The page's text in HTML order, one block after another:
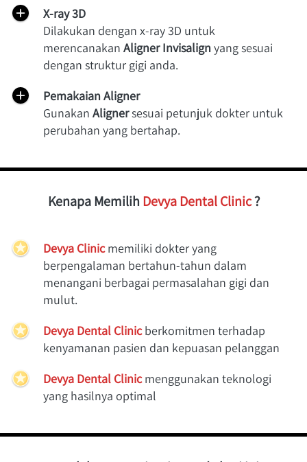
X-ray 3D
Dilakukan dengan x-ray 3D untuk
merencanakan Aligner Invisalign yang sesuai
dengan struktur gigi anda.
Pemakaian Aligner
Gunakan Aligner sesuai petunjuk dokter untuk
perubahan yang bertahap.
Kenapa Memilih Devya Dental Clinic ?
Devya Clinic memiliki dokter yang
berpengalaman bertahun-tahun dalam
menangani berbagai permasalahan gigi dan
mulut.
Devya Dental Clinic berkomitmen terhadap
kenyamanan pasien dan kepuasan pelanggan
Devya Dental Clinic menggunakan teknologi
yang hasilnya optimal